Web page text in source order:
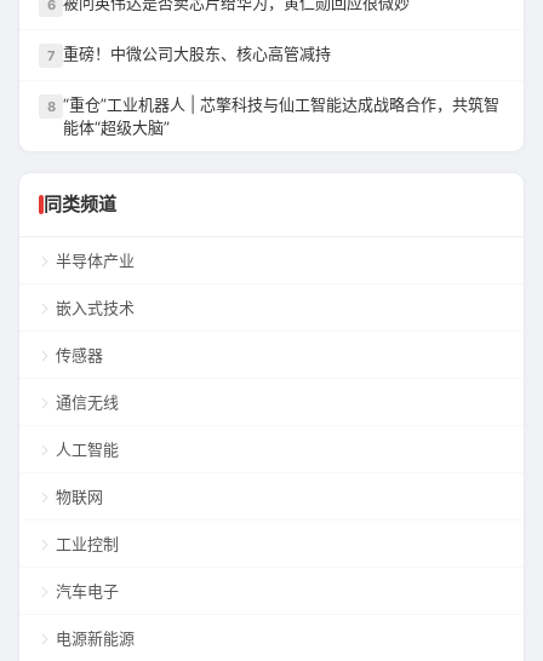
6
7 重磅！中微公司大股东、核心高管减持
8 “重仓”工业机器人 | 芯擎科技与仙工智能达成战略合作，共筑智
能体“超级大脑”
同类频道
半导体产业
嵌入式技术
传感器
通信无线
人工智能
物联网
工业控制
汽车电子
电源新能源